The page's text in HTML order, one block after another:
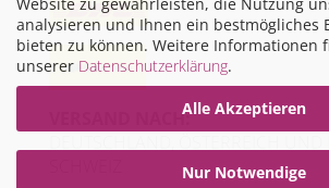
analysieren und Ihnen ein bestmögliches
bieten zu können. Weitere Informationen
unserer Datenschutzerklärung.
Alle Akzeptieren
Nur Notwendige
VERSAND NACH: